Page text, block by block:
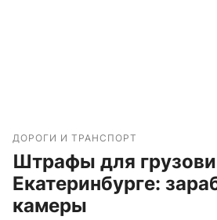
ДОРОГИ И ТРАНСПОРТ
Штрафы для
Екатеринбурге:
камеры